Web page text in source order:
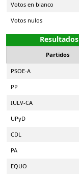
Votos en blanco
Votos nulos
Partidos
PSOE-A
PP
IULV-CA
UPyD
CDL
PA
EQUO